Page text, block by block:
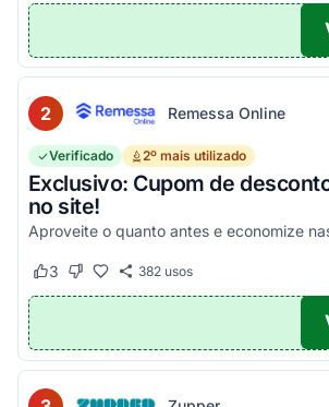
2 Remessa Online
Verificado 2º mais utilizado
Exclusivo: Cupom de
no site!
Este cupom funcionou
3 Este cupom não funcionou
382usos